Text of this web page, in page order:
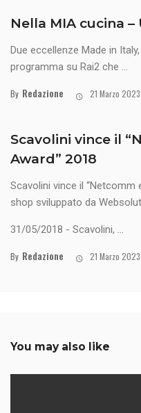
Nella MIA cucina
Due eccellenze Made in
programma su Rai2 che ...
By Redazione 21 Marzo 2023
Scavolini vince il
Award” 2018
Scavolini vince il “Netcomm
shop sviluppato da
31/05/2018 - Scavolini, ...
By Redazione 21 Marzo 2023
You may also like